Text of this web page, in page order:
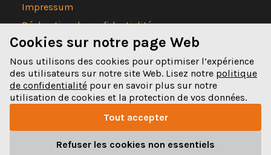
Impressum
Déclaration de confidentialité
Spitalgasse 32
Cookies sur notre page Web
Nous utilisons des cookies pour optimiser l’expérience
des utilisateurs sur notre site Web. Lisez notre politique
de confidentialité pour en savoir plus sur notre
utilisation de cookies et la protection de vos données.
Tout accepter
Refuser les cookies non essentiels